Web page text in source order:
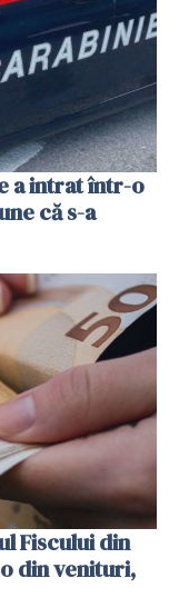
a intrat într-o
că s-a
Fiscului din
din venituri,